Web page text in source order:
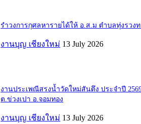
รำวงการกุศลหารายได้ให้ อ.ส.ม ตำบลทุ่งรวง
งานบุญ เชียงใหม่ 13 July 2026
งานประเพณีสรงน้ำวัดใหม่สันตึง ประจำปี
ต.ข่วงเปา อ.จอมทอง
งานบุญ เชียงใหม่ 13 July 2026